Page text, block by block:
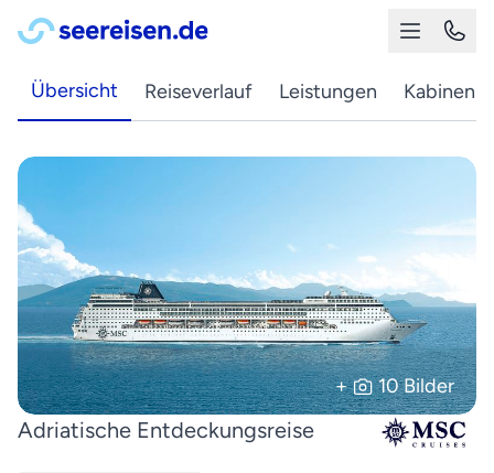
Übersicht Reiseverlauf Leistungen Kabinen
+ 10 Bilder
Adriatische Entdeckungsreise